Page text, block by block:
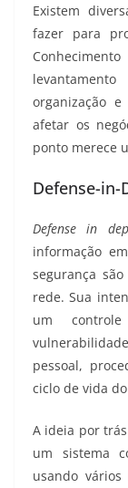
Existem
fazer para
organização
afetar os
ponto merece
Defense-in-
Defense in
informação
segurança
rede. Sua
um
pessoal,
ciclo de vida
A ideia por
um sistema
usando